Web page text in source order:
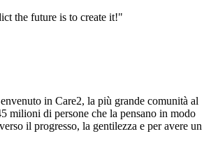
the future is to create it!"
in Care2, la più grande comunità al
milioni di persone che la pensano in modo
il progresso, la gentilezza e per avere un